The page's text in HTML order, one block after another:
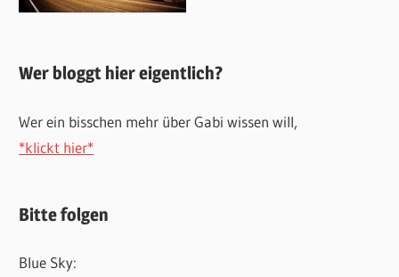
Wer bloggt hier eigentlich?
Wer ein bisschen mehr über Gabi wissen will,
*klickt hier*
Bitte folgen
Blue Sky: